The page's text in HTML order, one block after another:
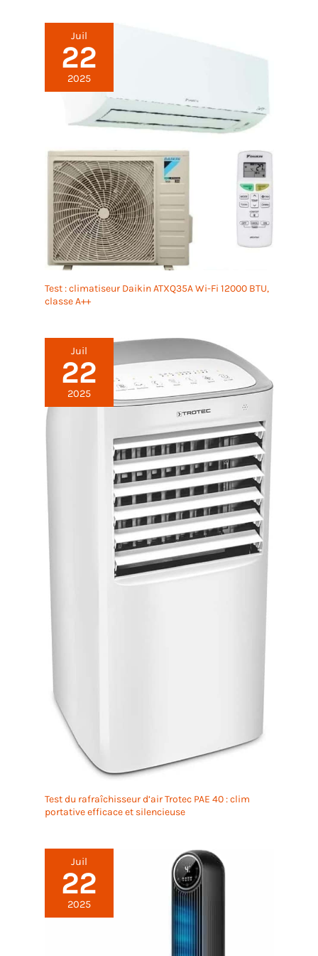
L’appareil regroupe quatre modes de
fonctionnement : froid, chaud, déshumidification et
ventilation, complétés par trois vitesses de
soufflerie. Il remplace simultanément climatiseur,
radiateur, déshumidificateur et ventilateur.
Compact et multifonction, il évite l’achat de
plusieurs appareils séparés et libère de la place
dans les petits logements ou locations.
SILENCIEUSE POUR UNE NUIT IDÉALE : Le mode
sommeil est compatible avec le froid et le chaud : la
température augmente ou diminue
progressivement de 1 °C par heure, avec une
variation maximale totale de 2 °C. En
refroidissement, la température monte légèrement
pour éviter le froid nocturne ; en chauffage, elle
baisse doucement contre la chaleur sèche. L’unité
passe en mode silencieux avec ventilateur lent et
énergétique sans nuisance sonore ni écarts
thermiques brusques.
adapte l’arrêt automatique à votre quotidien :
siestes, nuits, courtes ventilations. Vous évitez les
consommations inutiles hors présence et réduisez
votre facture énergétique. Si vous activez à la fois la
minuterie et le mode veille, l’appareil s’arrête au
délai le plus court. Double protection contre le
gaspillage, paramétrage simplifié adapté aux
usages domestiques et professionnels, alliant
confort et économies d’énergie.
Juil
22
2025
Test : climatiseur Daikin ATXQ35A Wi-Fi 12000 BTU,
classe A++
Juil
22
2025
Test du rafraîchisseur d’air Trotec PAE 40 : clim
portative efficace et silencieuse
Juil
22
2025